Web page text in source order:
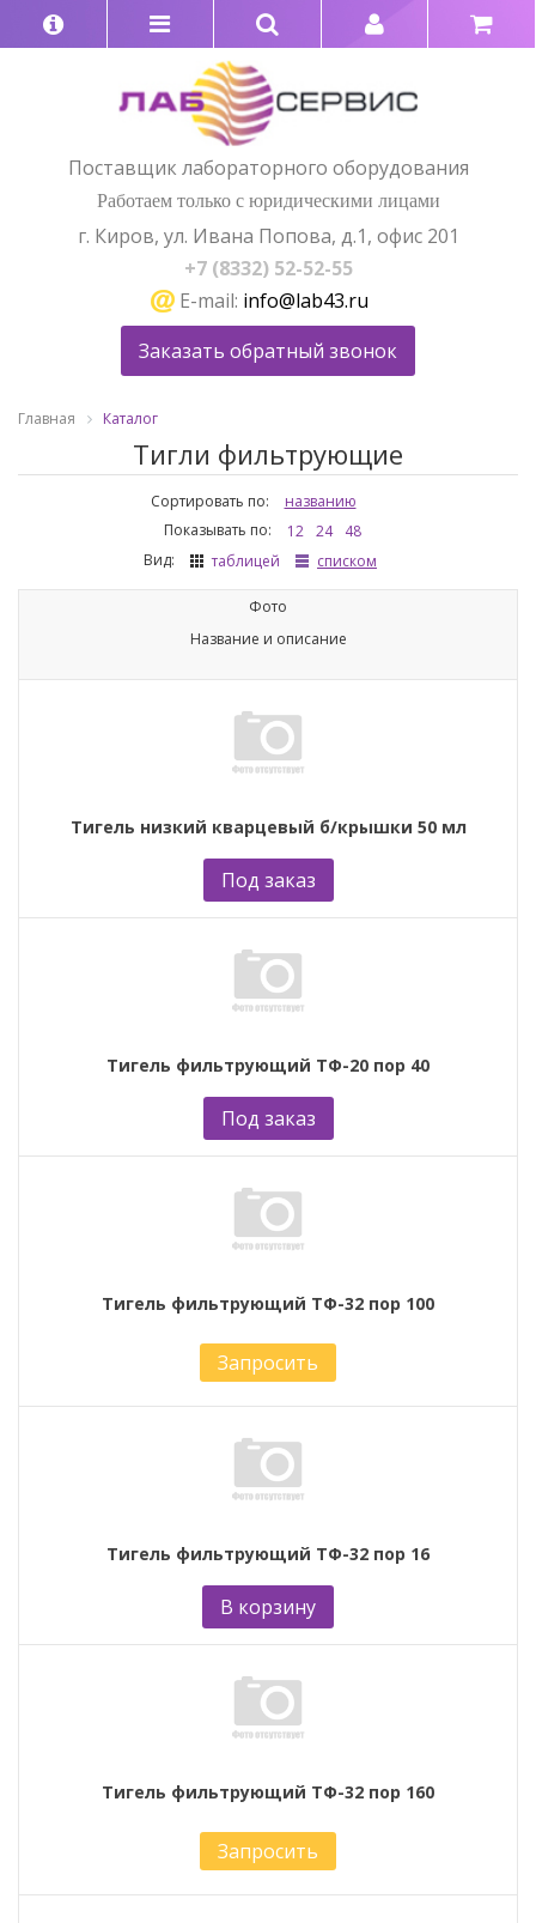
Поставщик лабораторного оборудования
Работаем только с юридическими лицами
г. Киров, ул. Ивана Попова, д.1, офис 201
+7 (8332) 52-52-55
E-mail: info@lab43.ru
Заказать обратный звонок
Главная Каталог
Тигли фильтрующие
Сортировать по:
названию
Показывать по:
12 24
48
Вид:
таблицей списком
Фото
Название и описание
Тигель низкий кварцевый б/крышки 50 мл
Под заказ
Тигель фильтрующий ТФ-20 пор 40
Под заказ
Тигель фильтрующий ТФ-32 пор 100
Запросить
Тигель фильтрующий ТФ-32 пор 16
В корзину
Тигель фильтрующий ТФ-32 пор 160
Запросить